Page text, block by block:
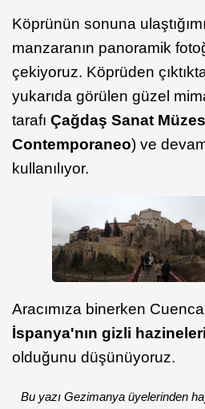
Köprünün sonuna
manzaranın panoramik
çekiyoruz. Köprüden
yukarıda görülen güzel
tarafı Çağdaş Sanat
Contemporaneo) ve
kullanılıyor.
Aracımıza binerken
İspanya'nın gizli
olduğunu düşünüyoruz.
Bu yazı Gezimanya üyelerinden